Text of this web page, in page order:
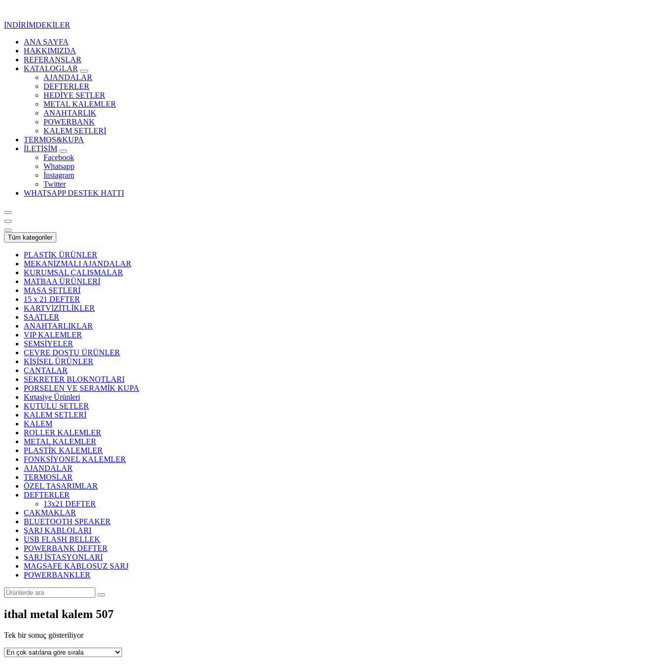
İNDİRİMDEKİLER
Kurumsal Promosyon-Hediyelik
ANA SAYFA
HAKKIMIZDA
REFERANSLAR
KATALOGLAR
AJANDALAR
DEFTERLER
HEDİYE SETLER
METAL KALEMLER
ANAHTARLIK
POWERBANK
KALEM SETLERİ
TERMOS&KUPA
İLETİŞİM
Facebook
Whatsapp
İnstagram
Twitter
WHATSAPP DESTEK HATTI
Tüm kategoriler
PLASTİK ÜRÜNLER
MEKANİZMALI AJANDALAR
KURUMSAL ÇALIŞMALAR
MATBAA ÜRÜNLERİ
MASA SETLERİ
15 x 21 DEFTER
KARTVİZİTLİKLER
SAATLER
ANAHTARLIKLAR
VIP KALEMLER
ŞEMSİYELER
ÇEVRE DOSTU ÜRÜNLER
KİŞİSEL ÜRÜNLER
ÇANTALAR
SEKRETER BLOKNOTLARI
PORSELEN VE SERAMİK KUPA
Kırtasiye Ürünleri
KUTULU SETLER
KALEM SETLERİ
KALEM
ROLLER KALEMLER
METAL KALEMLER
PLASTİK KALEMLER
FONKSİYONEL KALEMLER
AJANDALAR
TERMOSLAR
ÖZEL TASARIMLAR
DEFTERLER
13x21 DEFTER
ÇAKMAKLAR
BLUETOOTH SPEAKER
ŞARJ KABLOLARI
USB FLASH BELLEK
POWERBANK DEFTER
ŞARJ İSTASYONLARI
MAGSAFE KABLOSUZ ŞARJ
POWERBANKLER
ithal metal kalem 507
Tek bir sonuç gösteriliyor